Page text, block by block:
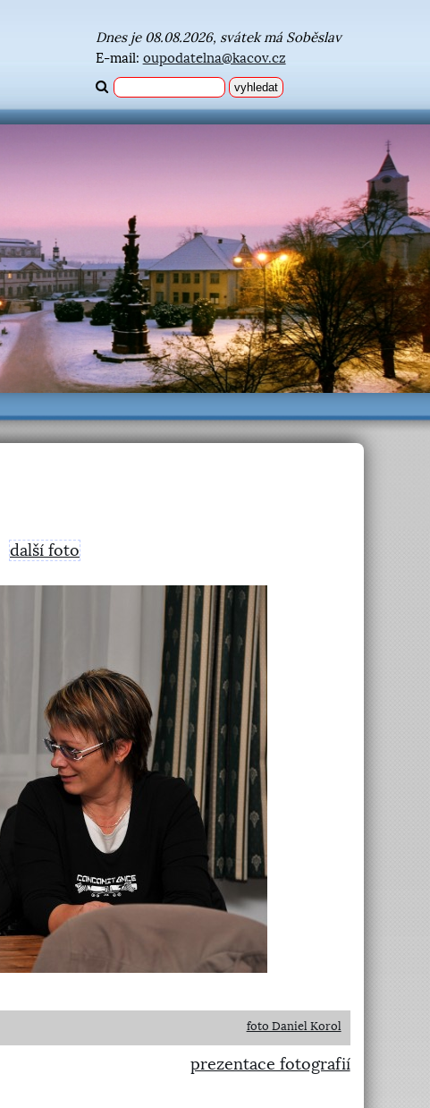
Dnes je 08.08.2026, svátek má Soběslav
E-mail: oupodatelna@kacov.cz
další foto
>
foto Daniel Korol
prezentace fotografií